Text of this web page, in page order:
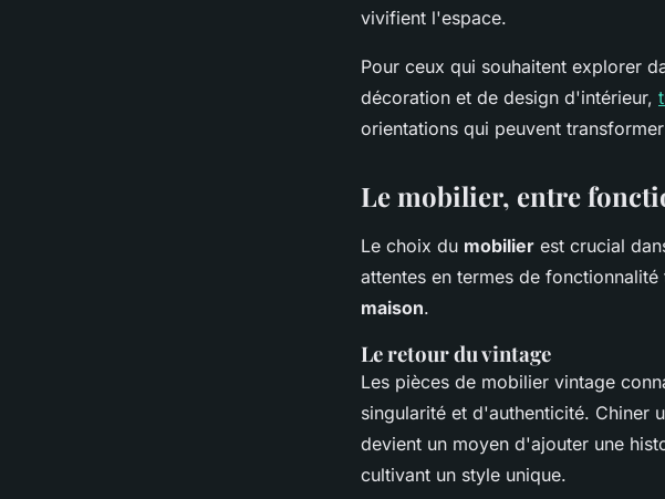
vivifient l'espace.
Pour ceux qui souhaitent explorer
décoration et de design d'intérieur,
orientations qui peuvent
Le mobilier, entre
Le choix du mobilier est crucial
attentes en termes de
maison.
Le retour du vintage
Les pièces de mobilier vintage
singularité et d'authenticité. Chiner
devient un moyen d'ajouter une
cultivant un style unique.